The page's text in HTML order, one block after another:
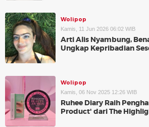
Wolipop
Kamis, 11 Jun 2026 06:02 WIB
Arti Alis Nyambung,
Ungkap Kepribadian
Wolipop
Kamis, 06 Nov 2025 12:26 WIB
Ruhee Diary Raih
Product' dari The